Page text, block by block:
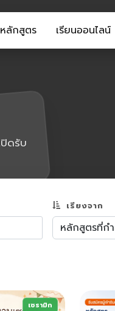
หลักสูตร เรียนออนไลน์
ดรับ
เรียงจาก
เซรามิก